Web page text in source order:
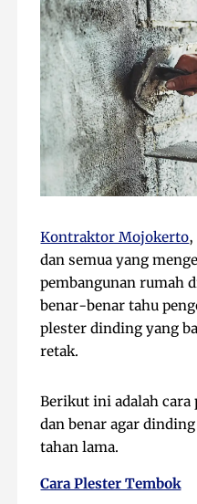
Kontraktor Mojokerto,
dan semua yang
pembangunan rumah
benar-benar tahu
plester dinding yang
retak.
Berikut ini adalah
dan benar agar
tahan lama.
Cara Plester Tembok